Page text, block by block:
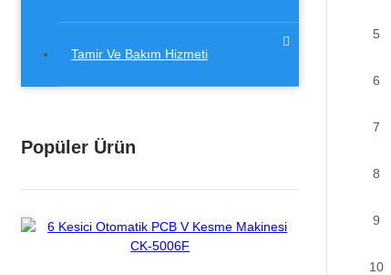
Tamir Ve Bakım Hizmeti
Popüler Ürün
5
6
7
8
9
10